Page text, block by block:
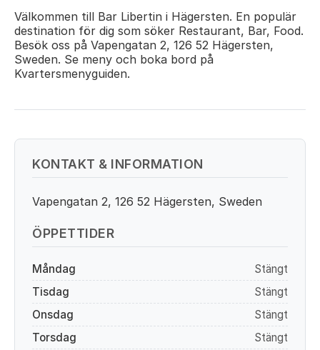
Välkommen till Bar Libertin i Hägersten. En populär
destination för dig som söker Restaurant, Bar, Food.
Besök oss på Vapengatan 2, 126 52 Hägersten,
Sweden. Se meny och boka bord på
Kvartersmenyguiden.
KONTAKT & INFORMATION
Vapengatan 2, 126 52 Hägersten, Sweden
ÖPPETTIDER
Måndag
Stängt
Tisdag
Stängt
Onsdag
Stängt
Torsdag
Stängt